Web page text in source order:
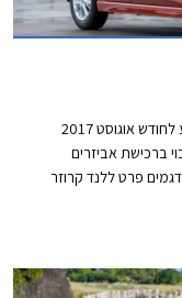
יוניון מוטורס, יבואנית טויוטה לישראל, יוצאת במבצע לחודש אוגוסט 2017
ברכישת אביזרים
פרט ללנד קרוזר